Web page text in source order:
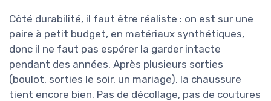
Côté durabilité, il faut être réaliste : on est sur une
paire à petit budget, en matériaux synthétiques,
donc il ne faut pas espérer la garder intacte
pendant des années. Après plusieurs sorties
(boulot, sorties le soir, un mariage), la chaussure
tient encore bien. Pas de décollage, pas de coutures